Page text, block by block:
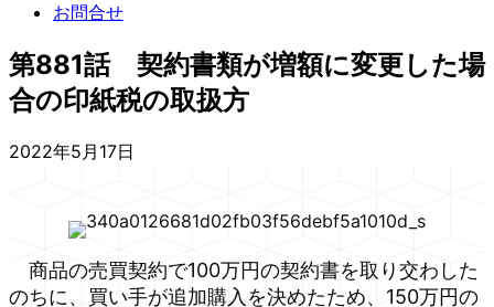
お問合せ
第881話 契約書類が増額に変更した場
合の印紙税の取扱方
2022年5月17日
商品の売買契約で100万円の契約書を取り交わした
のちに、買い手が追加購入を決めたため、150万円の